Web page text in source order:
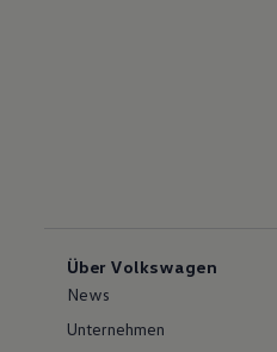
Über Volkswagen
News
Unternehmen